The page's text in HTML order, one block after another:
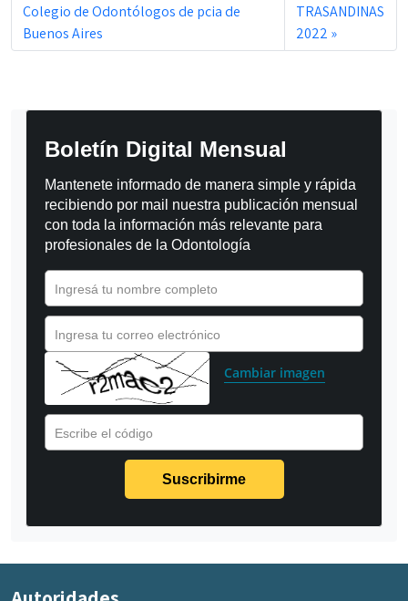
Colegio de Odontólogos de pcia de
Buenos Aires
TRASANDINAS
2022
Boletín Digital Mensual
Mantenete informado de manera simple y rápida
recibiendo por mail nuestra publicación mensual
con toda la información más relevante para
profesionales de la Odontología
Ingresá tu nombre completo
Ingresa tu correo electrónico
Cambiar imagen
Escribe el código